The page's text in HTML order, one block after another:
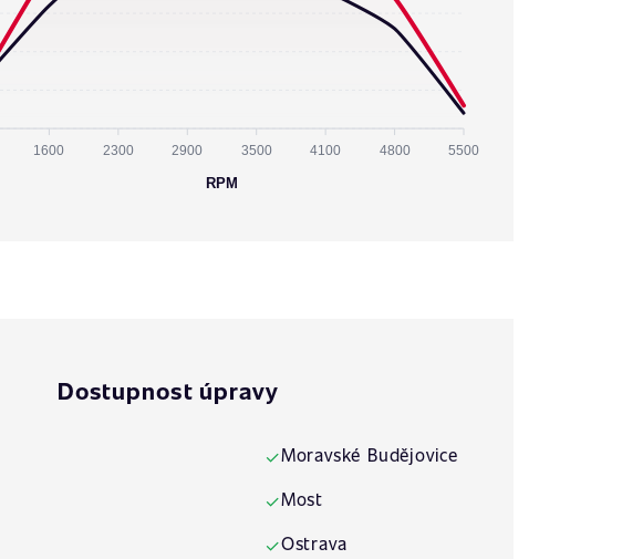
1600 2300 2900 3500 4100 4800 5500
RPM
Dostupnost úpravy
✓Moravské Budějovice
✓Most
✓Ostrava